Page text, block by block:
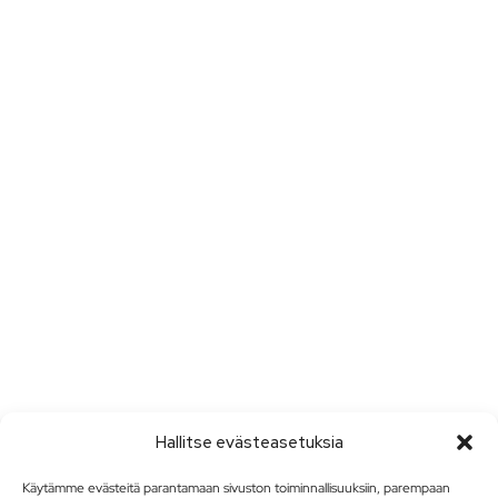
Hallitse evästeasetuksia
Käytämme evästeitä parantamaan sivuston toiminnallisuuksiin, parempaan